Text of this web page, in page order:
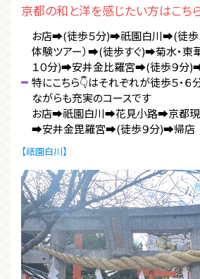
京都の和と洋を感じたい方はこち
お店➡(徒歩５分)➡祇園白川➡︎(徒歩
体験ツアー）➡︎(徒歩すぐ)➡菊水・東
１０分)➡安井金比羅宮➡︎(徒歩９分
特にこちら👇はそれぞれが徒歩５・６
ながらも充実のコースです
お店➡祇園白川➡花見小路➡京都
➡安井金毘羅宮➡(徒歩９分)➡帰店
【祇園白川】